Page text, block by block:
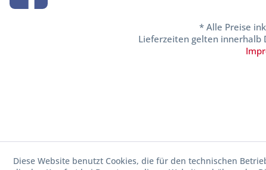
* Alle Preise
Lieferzeiten gelten innerhalb
Diese Website benutzt Cookies, die für den technischen